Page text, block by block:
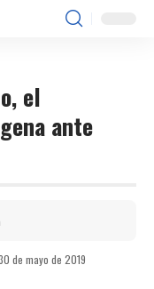
el
ante
de mayo de 2019